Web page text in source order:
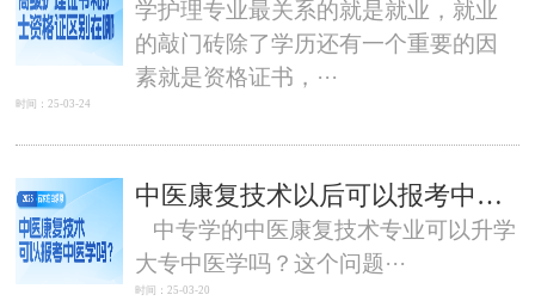
学护理专业最关系的就是就业，就业
的敲门砖除了学历还有一个重要的因
素就是资格证书，···
时间：25-03-24
中医康复技术以后可以报考中医专业吗？能考医师证吗？
中专学的中医康复技术专业可以升学
大专中医学吗？这个问题···
时间：25-03-20